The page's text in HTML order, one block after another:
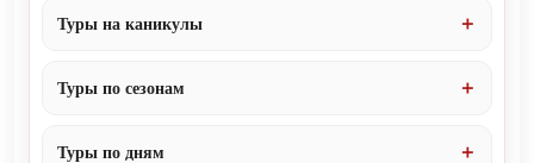
Туры на каникулы
Туры по сезонам
Туры по дням